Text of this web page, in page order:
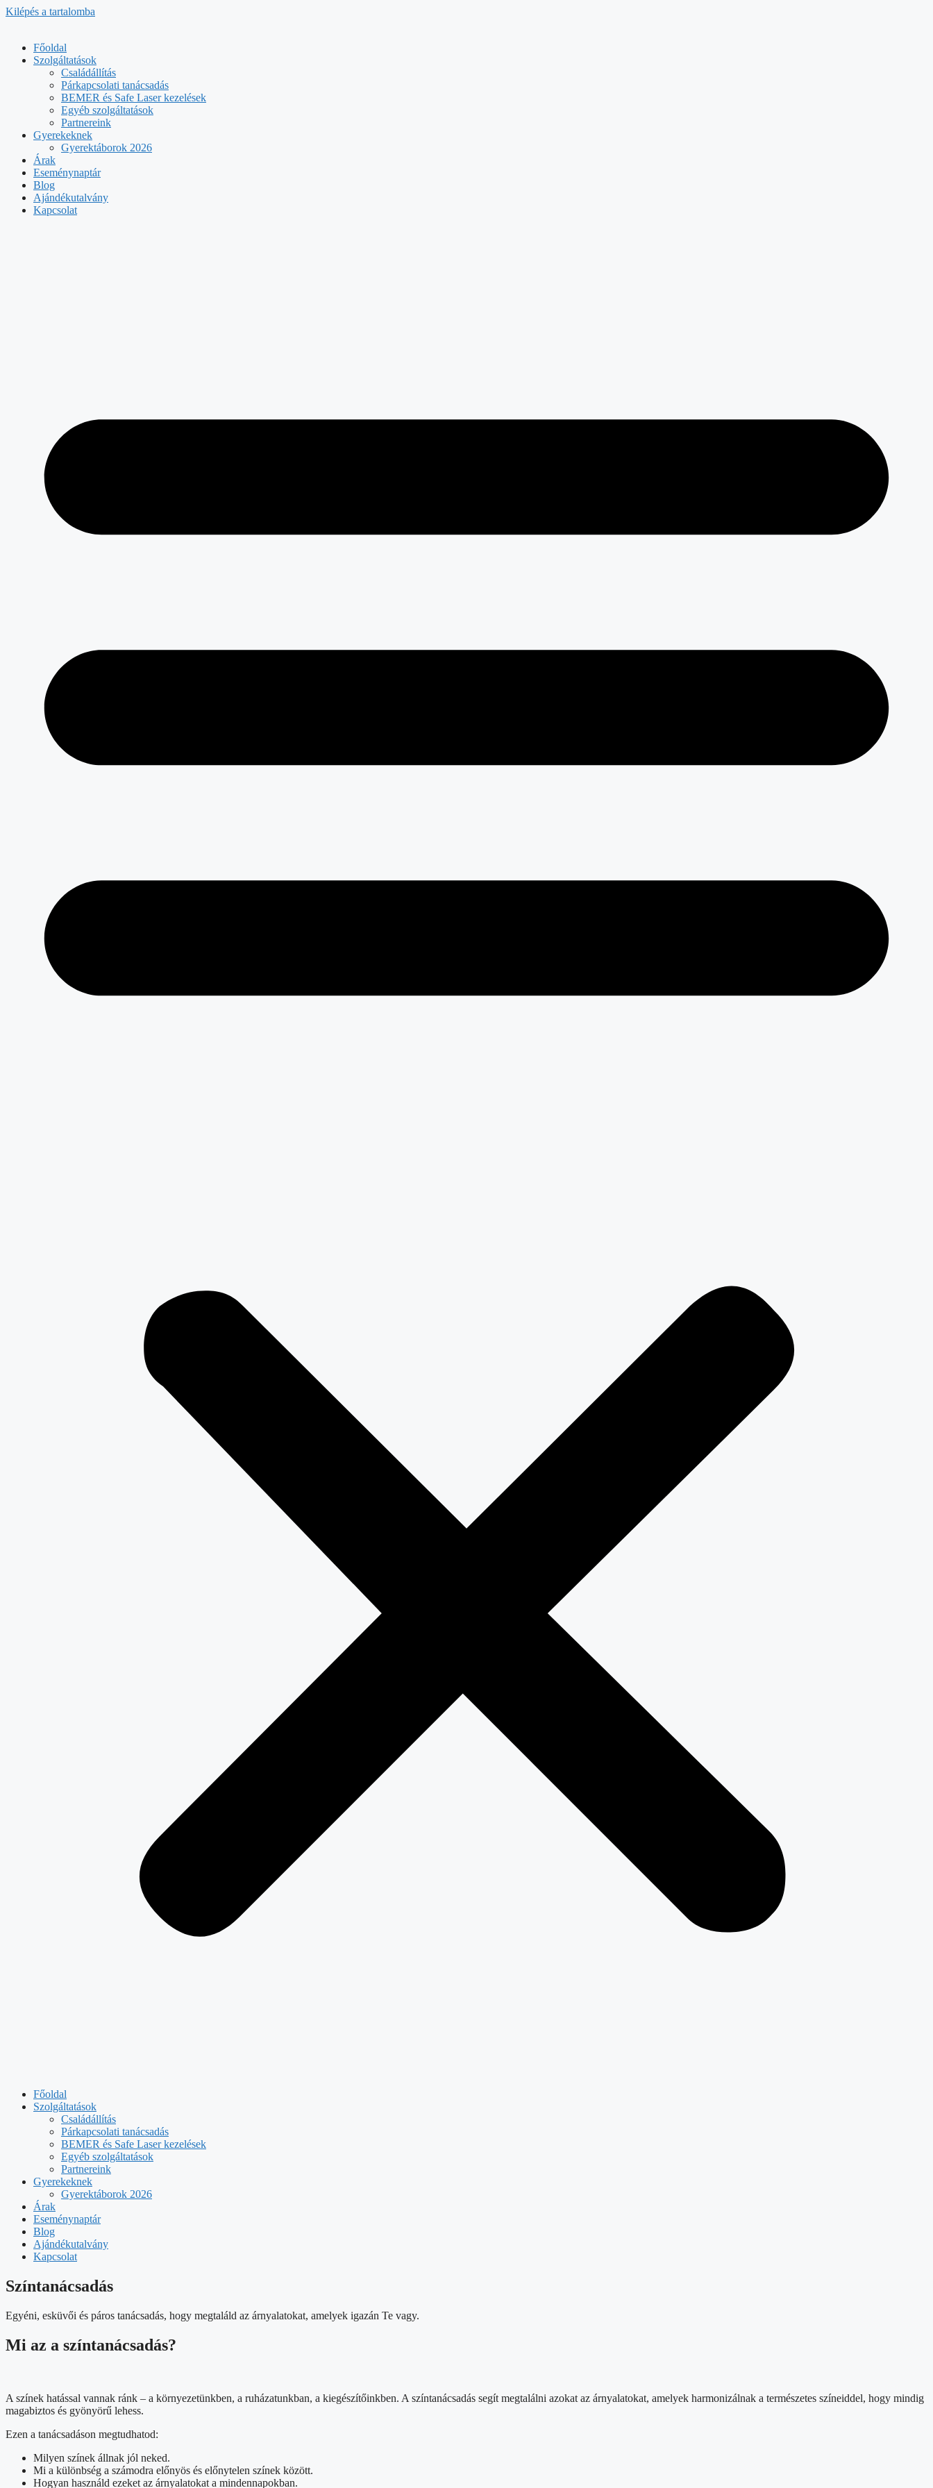
Kilépés a tartalomba
Főoldal
Szolgáltatások
Családállítás
Párkapcsolati tanácsadás
BEMER és Safe Laser kezelések
Egyéb szolgáltatások
Partnereink
Gyerekeknek
Gyerektáborok 2026
Árak
Eseménynaptár
Blog
Ajándékutalvány
Kapcsolat
Főoldal
Szolgáltatások
Családállítás
Párkapcsolati tanácsadás
BEMER és Safe Laser kezelések
Egyéb szolgáltatások
Partnereink
Gyerekeknek
Gyerektáborok 2026
Árak
Eseménynaptár
Blog
Ajándékutalvány
Kapcsolat
Színtanácsadás
Egyéni, esküvői és páros tanácsadás, hogy megtaláld az árnyalatokat, amelyek igazán Te vagy.
Mi az a színtanácsadás?
A színek hatással vannak ránk – a környezetünkben, a ruházatunkban, a kiegészítőinkben. A színtanácsadás segít megtalálni azokat az árnyalatokat, amelyek harmonizálnak a természetes színeiddel, hogy mindig
magabiztos és gyönyörű lehess.
Ezen a tanácsadáson megtudhatod:
Milyen színek állnak jól neked.
Mi a különbség a számodra előnyös és előnytelen színek között.
Hogyan használd ezeket az árnyalatokat a mindennapokban.